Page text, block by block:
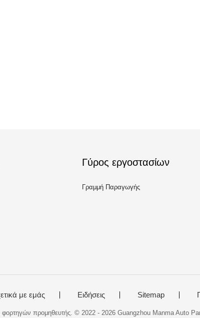
Γύρος εργοστασίων
Γραμμή Παραγωγής
με εμάς Ειδήσεις Sitemap
φορτηγών προμηθευτής. © 2022 - 2026 Guangzhou Manma Auto